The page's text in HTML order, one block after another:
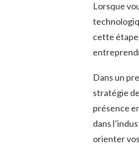
Lorsque
cette
Dans un
stratégie
‌présence
dans
orienter